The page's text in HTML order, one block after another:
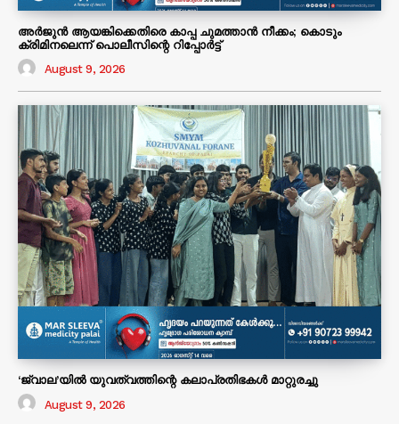
അർജുൻ ആയങ്കിക്കെതിരെ കാപ്പ ചുമത്താൻ നീക്കം; കൊടും
ക്രിമിനലെന്ന് പൊലീസിന്റെ റിപ്പോർട്ട്
August 9, 2026
‘ജ്വാല’യിൽ യുവത്വത്തിന്റെ കലാപ്രതിഭകൾ മാറ്റുരച്ചു
August 9, 2026